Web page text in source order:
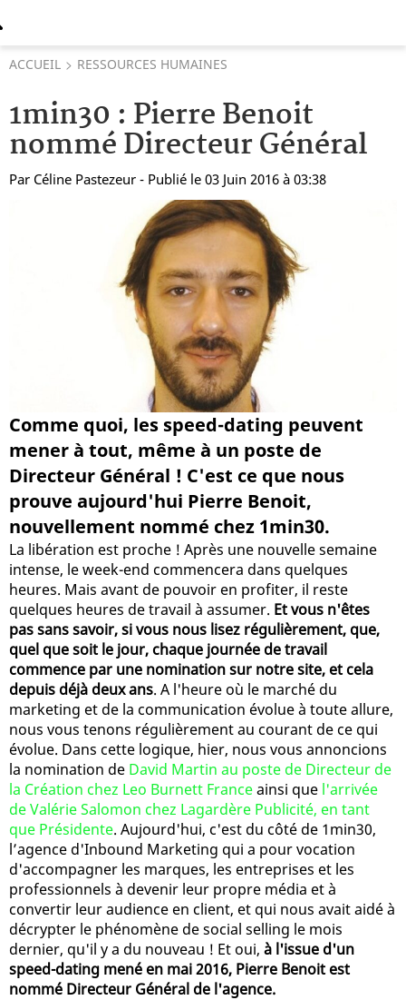
ACCUEIL RESSOURCES HUMAINES
1min30 : Pierre Benoit
nommé Directeur Général
Par Céline Pastezeur - Publié le 03 Juin 2016 à 03:38
Comme quoi, les speed-dating peuvent
mener à tout, même à un poste de
Directeur Général ! C'est ce que nous
prouve aujourd'hui Pierre Benoit,
nouvellement nommé chez 1min30.
La libération est proche ! Après une nouvelle semaine
intense, le week-end commencera dans quelques
heures. Mais avant de pouvoir en profiter, il reste
quelques heures de travail à assumer. Et vous n'êtes
pas sans savoir, si vous nous lisez régulièrement, que,
quel que soit le jour, chaque journée de travail
commence par une nomination sur notre site, et cela
depuis déjà deux ans. A l'heure où le marché du
marketing et de la communication évolue à toute allure,
nous vous tenons régulièrement au courant de ce qui
évolue. Dans cette logique, hier, nous vous annoncions
la nomination de David Martin au poste de Directeur de
la Création chez Leo Burnett Franceainsi que l'arrivée
de Valérie Salomon chez Lagardère Publicité, en tant
que Présidente. Aujourd'hui, c'est du côté de 1min30,
l’agence d'Inbound Marketing qui a pour vocation
d'accompagner les marques, les entreprises et les
professionnels à devenir leur propre média et à
convertir leur audience en client, et qui nous avait aidé à
décrypter le phénomène de social selling le mois
dernier, qu'il y a du nouveau ! Et oui, à l'issue d'un
speed-dating mené en mai 2016, Pierre Benoit est
nommé Directeur Général de l'agence.